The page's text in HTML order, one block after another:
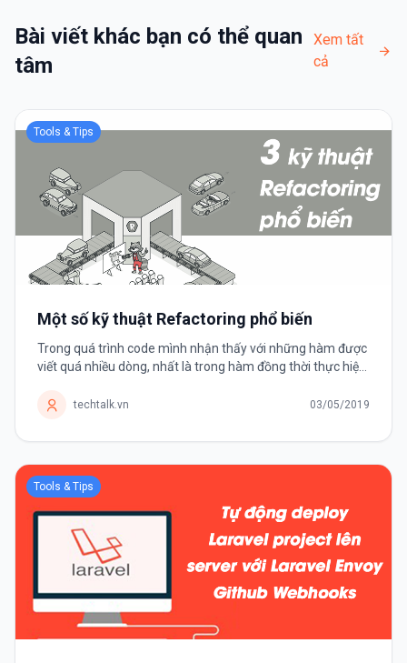
Bài viết khác bạn có thể quan
tâm
Xem tất
cả
Tools & Tips
Một số kỹ thuật Refactoring phổ biến
Trong quá trình code mình nhận thấy với những hàm được
viết quá nhiều dòng, nhất là trong hàm đồng thời thực hiện
soát,...techtalk.vn 03/05/2019
Tools & Tips